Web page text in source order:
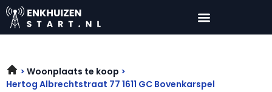
Woonplaats te koop
Hertog Albrechtstraat 77 1611 GC Bovenkarspel